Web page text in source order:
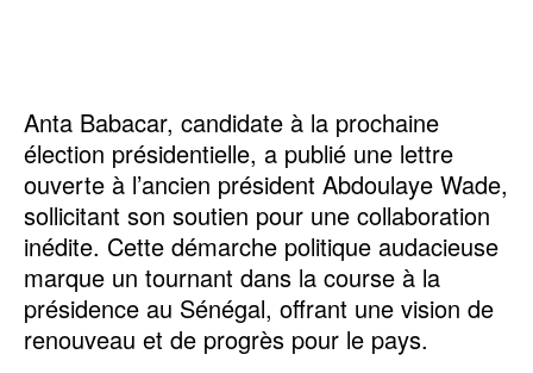
Anta Babacar, candidate à la prochaine
élection présidentielle, a publié une lettre
ouverte à l’ancien président Abdoulaye Wade,
sollicitant son soutien pour une collaboration
inédite. Cette démarche politique audacieuse
marque un tournant dans la course à la
présidence au Sénégal, offrant une vision de
renouveau et de progrès pour le pays.